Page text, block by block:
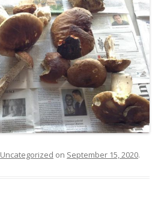
Uncategorized on September 15, 2020.